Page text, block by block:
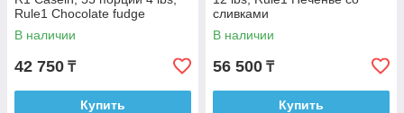
Rule1 Chocolate fudge
В наличии
42 750 ₸
Купить
сливками
В наличии
56 500 ₸
Купить